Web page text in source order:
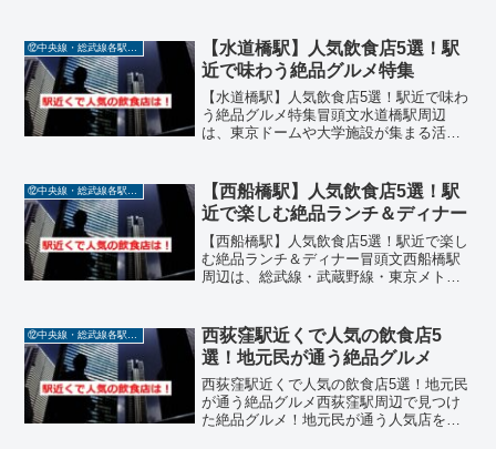
の記事では、中央線・総武線各駅停車の
【錦糸町駅】近くで特に人...
⑫中央線・総武線各駅停車
【水道橋駅】人気飲食店5選！駅
近で味わう絶品グルメ特集
【水道橋駅】人気飲食店5選！駅近で味わ
う絶品グルメ特集冒頭文水道橋駅周辺
は、東京ドームや大学施設が集まる活気
の記事では、中央線・総武線各駅停車の
【水道橋駅】近くで特に人...
⑫中央線・総武線各駅停車
【西船橋駅】人気飲食店5選！駅
近で楽しむ絶品ランチ＆ディナー
【西船橋駅】人気飲食店5選！駅近で楽し
む絶品ランチ＆ディナー冒頭文西船橋駅
周辺は、総武線・武蔵野線・東京メトロ
エリアです。この記事では、中央線・総
武線各駅停車の【西船橋...
西荻窪駅近くで人気の飲食店5
選！地元民が通う絶品グルメ
西荻窪駅近くで人気の飲食店5選！地元民
が通う絶品グルメ西荻窪駅周辺で見つけ
た絶品グルメ！地元民が通う人気店を紹